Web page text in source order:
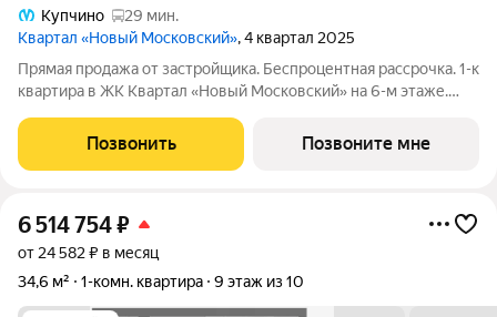
Купчино
29 мин.
Квартал «Новый Московский», 4 квартал 2025
Прямая продажа от застройщика. Беспроцентная рассрочка. 1-к
квартира в ЖК Квартал «Новый Московский» на 6-м этаже.
квартал «Новый Московский» в Пушкинском районе. Этот
комплекс объединит в себе
Позвонить Позвоните мне
6 514 754₽
от 24 582 ₽ в месяц
34,6 м²
1-комн. квартира 9 этаж из 10